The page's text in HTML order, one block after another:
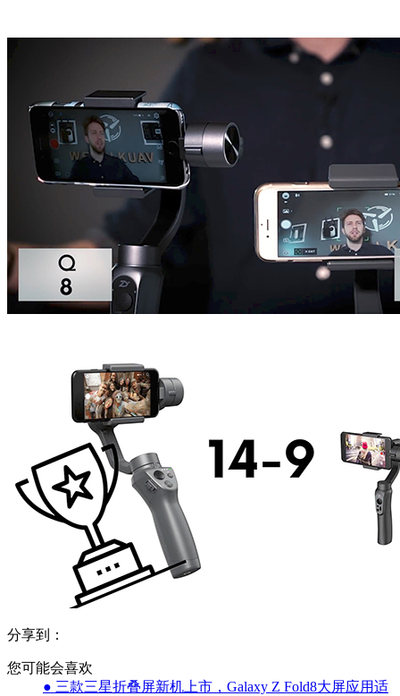
分享到：
您可能会喜欢
● 三款三星折叠屏新机上市，Galaxy Z Fold8大屏应用适